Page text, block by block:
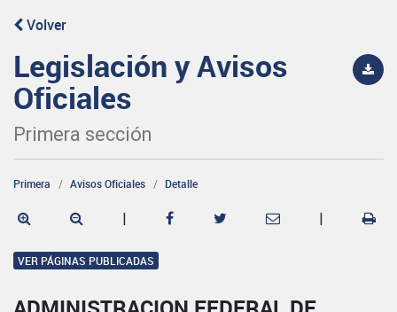
Volver
Legislación y Avisos
Oficiales
Primera sección
Primera Avisos Oficiales Detalle
| |
VER PÁGINAS PUBLICADAS